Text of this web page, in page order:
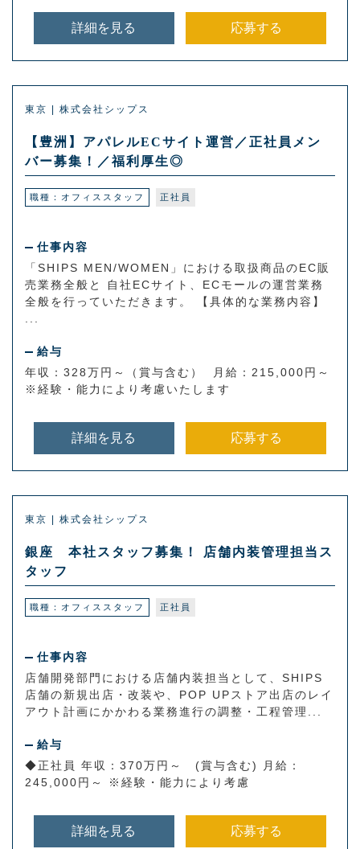
詳細を見る 応募する
東京 | 株式会社シップス
【豊洲】アパレルECサイト運営／正社員メン
バー募集！／福利厚生◎
職種：オフィススタッフ 正社員
仕事内容
「SHIPS MEN/WOMEN」における取扱商品のEC販
売業務全般と 自社ECサイト、ECモールの運営業務
全般を行っていただきます。 【具体的な業務内容】
給与
年収：328万円～（賞与含む） 月給：215,000円～
※経験・能力により考慮いたします
詳細を見る 応募する
東京 | 株式会社シップス
銀座 本社スタッフ募集！ 店舗内装管理担当ス
タッフ
職種：オフィススタッフ 正社員
仕事内容
店舗開発部門における店舗内装担当として、SHIPS
店舗の新規出店・改装や、POP UPストア出店のレイ
アウト計画にかかわる業務進行の調整・工程管理...
給与
◆正社員 年収：370万円～ (賞与含む) 月給：
245,000円～ ※経験・能力により考慮
詳細を見る 応募する